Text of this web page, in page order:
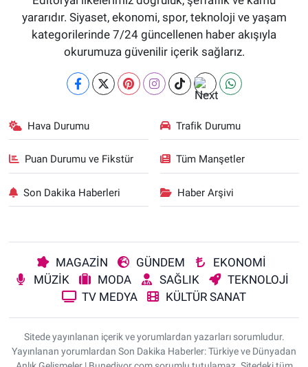
yararıdır. Siyaset, ekonomi, spor, teknoloji ve yaşam
kategorilerinde 7/24 güncellenen haber akışıyla
okurumuza güvenilir içerik sağlarız.
Hava Durumu Trafik Durumu
Puan Durumu ve Fikstür Tüm Manşetler
Son Dakika Haberleri Haber Arşivi
MAGAZİN GÜNDEM
EKONOMİ
MÜZİK
MODA SAĞLIK
TEKNOLOJİ
TV MEDYA
KÜLTÜR SANAT
Sitede yayınlanan içerik ve yorumlardan yazarları sorumludur.
Yayınlanan yorumlardan Son Dakika Haberler: Türkiye ve Dünyadan